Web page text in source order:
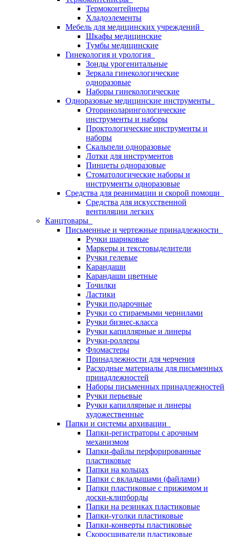
Термоконтейнеры
Хладоэлементы
Мебель для медицинских учреждений
Шкафы медицинские
Тумбы медицинские
Гинекология и урология
Зонды урогенитальные
Зеркала гинекологические
одноразовые
Наборы гинекологические
Одноразовые медицинские инструменты
Оториноларингологические
инструменты и наборы
Проктологические инструменты и
наборы
Скальпели одноразовые
Лотки для инструментов
Пинцеты одноразовые
Стоматологические наборы и
инструменты одноразовые
Средства для реанимации и скорой помощи
Средства для искусственной
вентиляции легких
Канцтовары
Письменные и чертежные принадлежности
Ручки шариковые
Маркеры и текстовыделители
Ручки гелевые
Карандаши
Карандаши цветные
Точилки
Ластики
Ручки подарочные
Ручки со стираемыми чернилами
Ручки бизнес-класса
Ручки капиллярные и линеры
Ручки-роллеры
Фломастеры
Принадлежности для черчения
Расходные материалы для письменных
принадлежностей
Наборы письменных принадлежностей
Ручки перьевые
Ручки капиллярные и линеры
художественные
Папки и системы архивации
Папки-регистраторы с арочным
механизмом
Папки-файлы перфорированные
пластиковые
Папки на кольцах
Папки с вкладышами (файлами)
Папки пластиковые с прижимом и
доски-клипборды
Папки на резинках пластиковые
Папки-уголки пластиковые
Папки-конверты пластиковые
Скоросшиватели пластиковые